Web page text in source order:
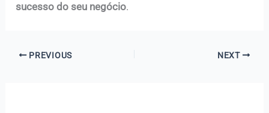
sucesso do seu negócio.
PREVIOUS NEXT